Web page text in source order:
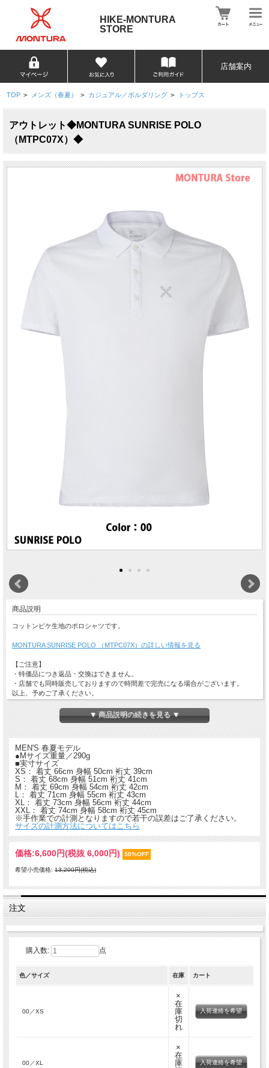
HIKE-MONTURA
STORE
店舗案内
TOP > メンズ（春夏） > カジュアル／ボルダリング > トップス
アウトレット◆MONTURA SUNRISE POLO
（MTPC07X）◆
商品説明
コットンピケ生地のポロシャツです。
MONTURA SUNRISE POLO （MTPC07X）の詳しい情報を見る
【ご注意】
・特価品につき返品・交換はできません。
・店舗でも同時販売しておりますので時間差で完売になる場合がございます。
以上、予めご了承ください。
▼ 商品説明の続きを見る ▼
MEN'S 春夏モデル
●Mサイズ重量／290g
■実寸サイズ
XS： 着丈 66cm 身幅 50cm 裄丈 39cm
S： 着丈 68cm 身幅 51cm 裄丈 41cm
M： 着丈 69cm 身幅 54cm 裄丈 42cm
L： 着丈 71cm 身幅 55cm 裄丈 43cm
XL： 着丈 73cm 身幅 56cm 裄丈 44cm
XXL： 着丈 74cm 身幅 58cm 裄丈 45cm
※手作業での計測となりますので若干の誤差はご了承ください。
サイズの計測方法についてはこちら
価格:6,600円(税抜 6,000円) 50%OFF
希望小売価格: 13,200円(税込)
注文
購入数: 点
色／サイズ 在庫 カート
00／XS
×
在
庫
切
れ
入荷連絡を希望
00／XL
×
在
庫
入荷連絡を希望